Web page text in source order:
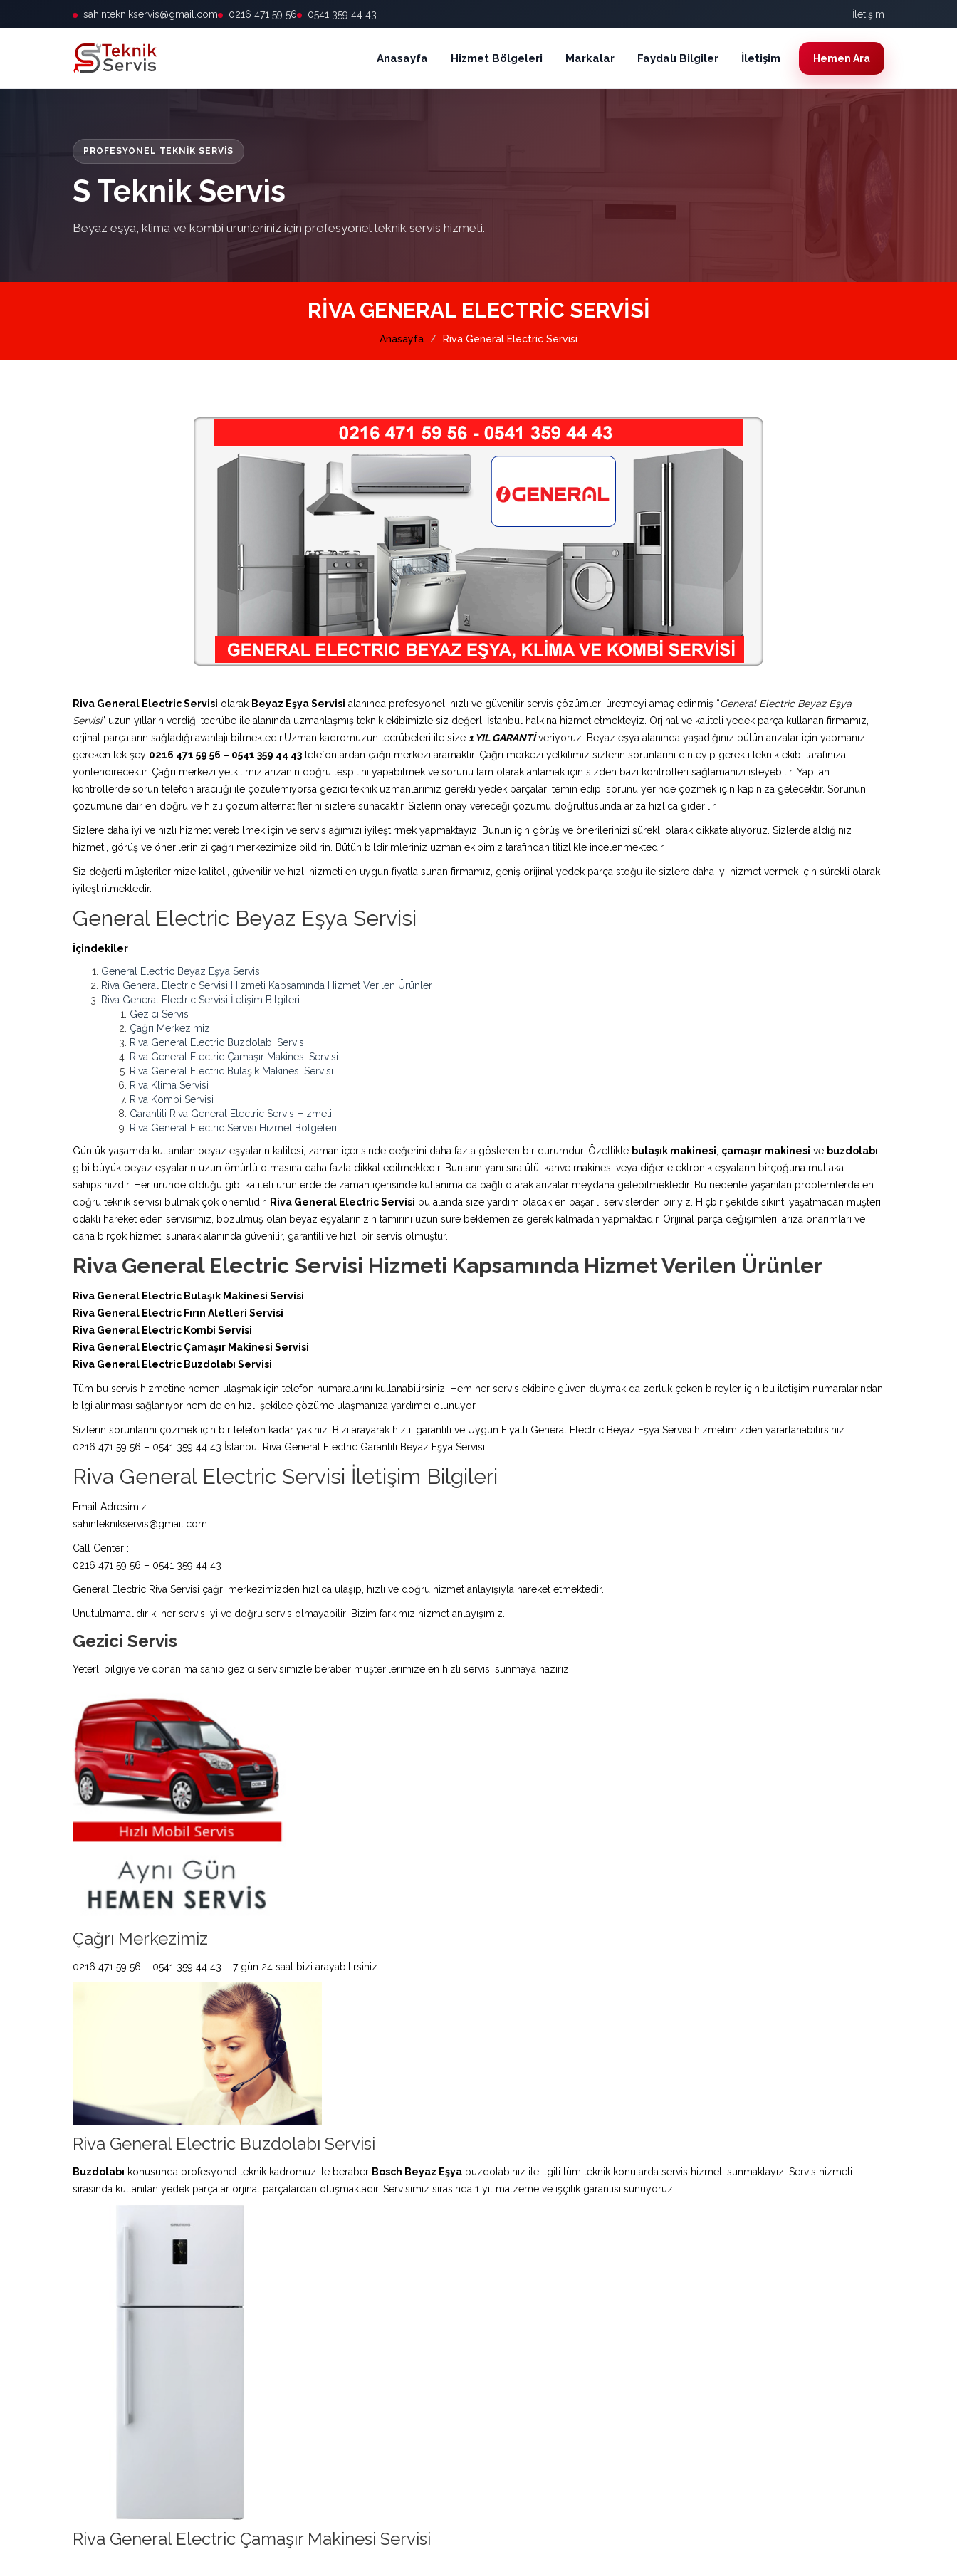
sahinteknikservis@gmail.com 0216 471 59 56 0541 359 44 43 İletişim
Anasayfa Hizmet Bölgeleri Markalar Faydalı Bilgiler İletişim Hemen Ara
PROFESYONEL TEKNIK SERVIS
S Teknik Servis
Beyaz eşya, klima ve kombi ürünleriniz için profesyonel teknik servis hizmeti.
RIVA GENERAL ELECTRIC SERVISI
Anasayfa Riva General Electric Servisi
Riva General Electric Servisi olarak Beyaz Eşya Servisi alanında profesyonel, hızlı ve güvenilir servis çözümleri üretmeyi amaç edinmiş “General Electric Beyaz Eşya
Servisi” uzun yılların verdiği tecrübe ile alanında uzmanlaşmış teknik ekibimizle siz değerli İstanbul halkına hizmet etmekteyiz. Orjinal ve kaliteli yedek parça kullanan firmamız,
orjinal parçaların sağladığı avantajı bilmektedir.Uzman kadromuzun tecrübeleri ile size 1 YIL GARANTİveriyoruz. Beyaz eşya alanında yaşadığınız bütün arızalar için yapmanız
gereken tek şey 0216 471 59 56 – 0541 359 44 43 telefonlardan çağrı merkezi aramaktır. Çağrı merkezi yetkilimiz sizlerin sorunlarını dinleyip gerekli teknik ekibi tarafınıza
yönlendirecektir. Çağrı merkezi yetkilimiz arızanın doğru tespitini yapabilmek ve sorunu tam olarak anlamak için sizden bazı kontrolleri sağlamanızı isteyebilir. Yapılan
kontrollerde sorun telefon aracılığı ile çözülemiyorsa gezici teknik uzmanlarımız gerekli yedek parçaları temin edip, sorunu yerinde çözmek için kapınıza gelecektir. Sorunun
çözümüne dair en doğru ve hızlı çözüm alternatiflerini sizlere sunacaktır. Sizlerin onay vereceği çözümü doğrultusunda arıza hızlıca giderilir.
Sizlere daha iyi ve hızlı hizmet verebilmek için ve servis ağımızı iyileştirmek yapmaktayız. Bunun için görüş ve önerilerinizi sürekli olarak dikkate alıyoruz. Sizlerde aldığınız
hizmeti, görüş ve önerilerinizi çağrı merkezimize bildirin. Bütün bildirimleriniz uzman ekibimiz tarafından titizlikle incelenmektedir.
Siz değerli müşterilerimize kaliteli, güvenilir ve hızlı hizmeti en uygun fiyatla sunan firmamız, geniş orijinal yedek parça stoğu ile sizlere daha iyi hizmet vermek için sürekli olarak
iyileştirilmektedir.
General Electric Beyaz Eşya Servisi
İçindekiler
General Electric Beyaz Eşya Servisi
Riva General Electric Servisi Hizmeti Kapsamında Hizmet Verilen Ürünler
Riva General Electric Servisi İletişim Bilgileri
Gezici Servis
Çağrı Merkezimiz
Riva General Electric Buzdolabı Servisi
Riva General Electric Çamaşır Makinesi Servisi
Riva General Electric Bulaşık Makinesi Servisi
Riva Klima Servisi
Riva Kombi Servisi
Garantili Riva General Electric Servis Hizmeti
Riva General Electric Servisi Hizmet Bölgeleri
Günlük yaşamda kullanılan beyaz eşyaların kalitesi, zaman içerisinde değerini daha fazla gösteren bir durumdur. Özellikle bulaşık makinesi çamaşır makinesi ve buzdolabı
gibi büyük beyaz eşyaların uzun ömürlü olmasına daha fazla dikkat edilmektedir. Bunların yanı sıra ütü, kahve makinesi veya diğer elektronik eşyaların birçoğuna mutlaka
sahipsinizdir. Her üründe olduğu gibi kaliteli ürünlerde de zaman içerisinde kullanıma da bağlı olarak arızalar meydana gelebilmektedir. Bu nedenle yaşanılan problemlerde en
doğru teknik servisi bulmak çok önemlidir. Riva General Electric Servisi bu alanda size yardım olacak en başarılı servislerden biriyiz. Hiçbir şekilde sıkıntı yaşatmadan müşteri
odaklı hareket eden servisimiz, bozulmuş olan beyaz eşyalarınızın tamirini uzun süre beklemenize gerek kalmadan yapmaktadır. Orijinal parça değişimleri, arıza onarımları ve
daha birçok hizmeti sunarak alanında güvenilir, garantili ve hızlı bir servis olmuştur.
Riva General Electric Servisi Hizmeti Kapsamında Hizmet Verilen Ürünler
Riva General Electric Bulaşık Makinesi Servisi
Riva General Electric Fırın Aletleri Servisi
Riva General Electric Kombi Servisi
Riva General Electric Çamaşır Makinesi Servisi
Riva General Electric Buzdolabı Servisi
Tüm bu servis hizmetine hemen ulaşmak için telefon numaralarını kullanabilirsiniz. Hem her servis ekibine güven duymak da zorluk çeken bireyler için bu iletişim numaralarından
bilgi alınması sağlanıyor hem de en hızlı şekilde çözüme ulaşmanıza yardımcı olunuyor.
Sizlerin sorunlarını çözmek için bir telefon kadar yakınız. Bizi arayarak hızlı, garantili ve Uygun Fiyatlı General Electric Beyaz Eşya Servisi hizmetimizden yararlanabilirsiniz.
0216 471 59 56 – 0541 359 44 43 İstanbul Riva General Electric Garantili Beyaz Eşya Servisi
Riva General Electric Servisi İletişim Bilgileri
Email Adresimiz
sahinteknikservis@gmail.com
Call Center :
0216 471 59 56 – 0541 359 44 43
General Electric Riva Servisi çağrı merkezimizden hızlıca ulaşıp, hızlı ve doğru hizmet anlayışıyla hareket etmektedir.
Unutulmamalıdır ki her servis iyi ve doğru servis olmayabilir! Bizim farkımız hizmet anlayışımız.
Gezici Servis
Yeterli bilgiye ve donanıma sahip gezici servisimizle beraber müşterilerimize en hızlı servisi sunmaya hazırız.
Çağrı Merkezimiz
0216 471 59 56 – 0541 359 44 43 – 7 gün 24 saat bizi arayabilirsiniz.
Riva General Electric Buzdolabı Servisi
Buzdolabı konusunda profesyonel teknik kadromuz ile beraber Bosch Beyaz Eşya buzdolabınız ile ilgili tüm teknik konularda servis hizmeti sunmaktayız. Servis hizmeti
sırasında kullanılan yedek parçalar orjinal parçalardan oluşmaktadır. Servisimiz sırasında 1 yıl malzeme ve işçilik garantisi sunuyoruz.
Riva General Electric Çamaşır Makinesi Servisi